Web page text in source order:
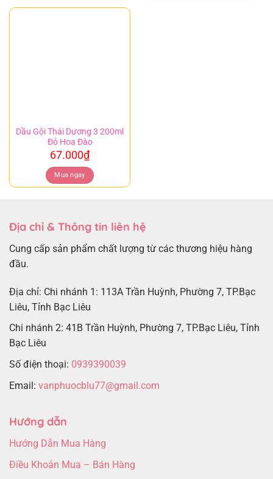
Dầu Gội Thái Dương 3 200ml
Đỏ Hoa Đào
67.000₫
Mua ngay
Địa chỉ & Thông tin liên hệ
Cung cấp sản phẩm chất lượng từ các thương hiệu hàng
đầu.
Địa chỉ: Chi nhánh 1: 113A Trần Huỳnh, Phường 7, TP.Bạc
Liêu, Tỉnh Bạc Liêu
Chi nhánh 2: 41B Trần Huỳnh, Phường 7, TP.Bạc Liêu, Tỉnh
Bạc Liêu
Số điện thoại: 0939390039
Email: vanphuocblu77@gmail.com
Hướng dẫn
Hướng Dẫn Mua Hàng
Điều Khoản Mua – Bán Hàng